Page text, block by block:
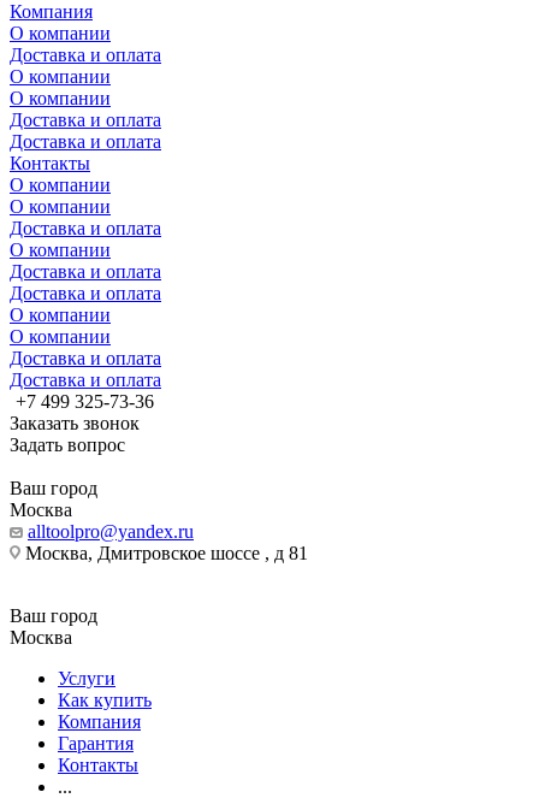
Компания
О компании
Доставка и оплата
О компании
О компании
Доставка и оплата
Доставка и оплата
Контакты
О компании
О компании
Доставка и оплата
О компании
Доставка и оплата
Доставка и оплата
О компании
О компании
Доставка и оплата
Доставка и оплата
+7 499 325-73-36
Заказать звонок
Задать вопрос
Ваш город
Москва
alltoolpro@yandex.ru
Москва, Дмитровское шоссе , д 81
Ваш город
Москва
Услуги
Как купить
Компания
Гарантия
Контакты
...